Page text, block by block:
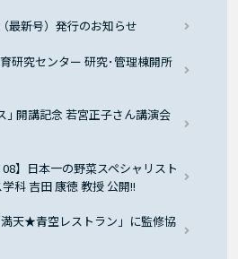
最新号）発行のお知らせ
研究センター 研究･管理棟開所
｣ 開講記念 若宮正子さん講演会
08】日本一の野菜スペシャリスト
科 吉田 康徳 教授 公開!!
天★青空レストラン」に監修協